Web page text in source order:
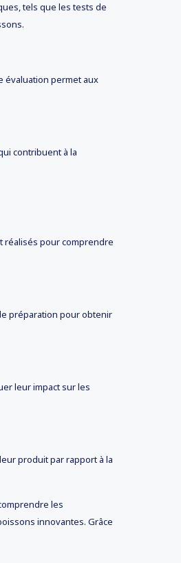
tels que les tests de
évaluation permet aux
contribuent à la
réalisés pour comprendre
préparation pour obtenir
leur impact sur les
produit par rapport à la
les
innovantes. Grâce